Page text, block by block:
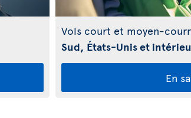
Vols court et moyen-
Sud, États-Unis et
En